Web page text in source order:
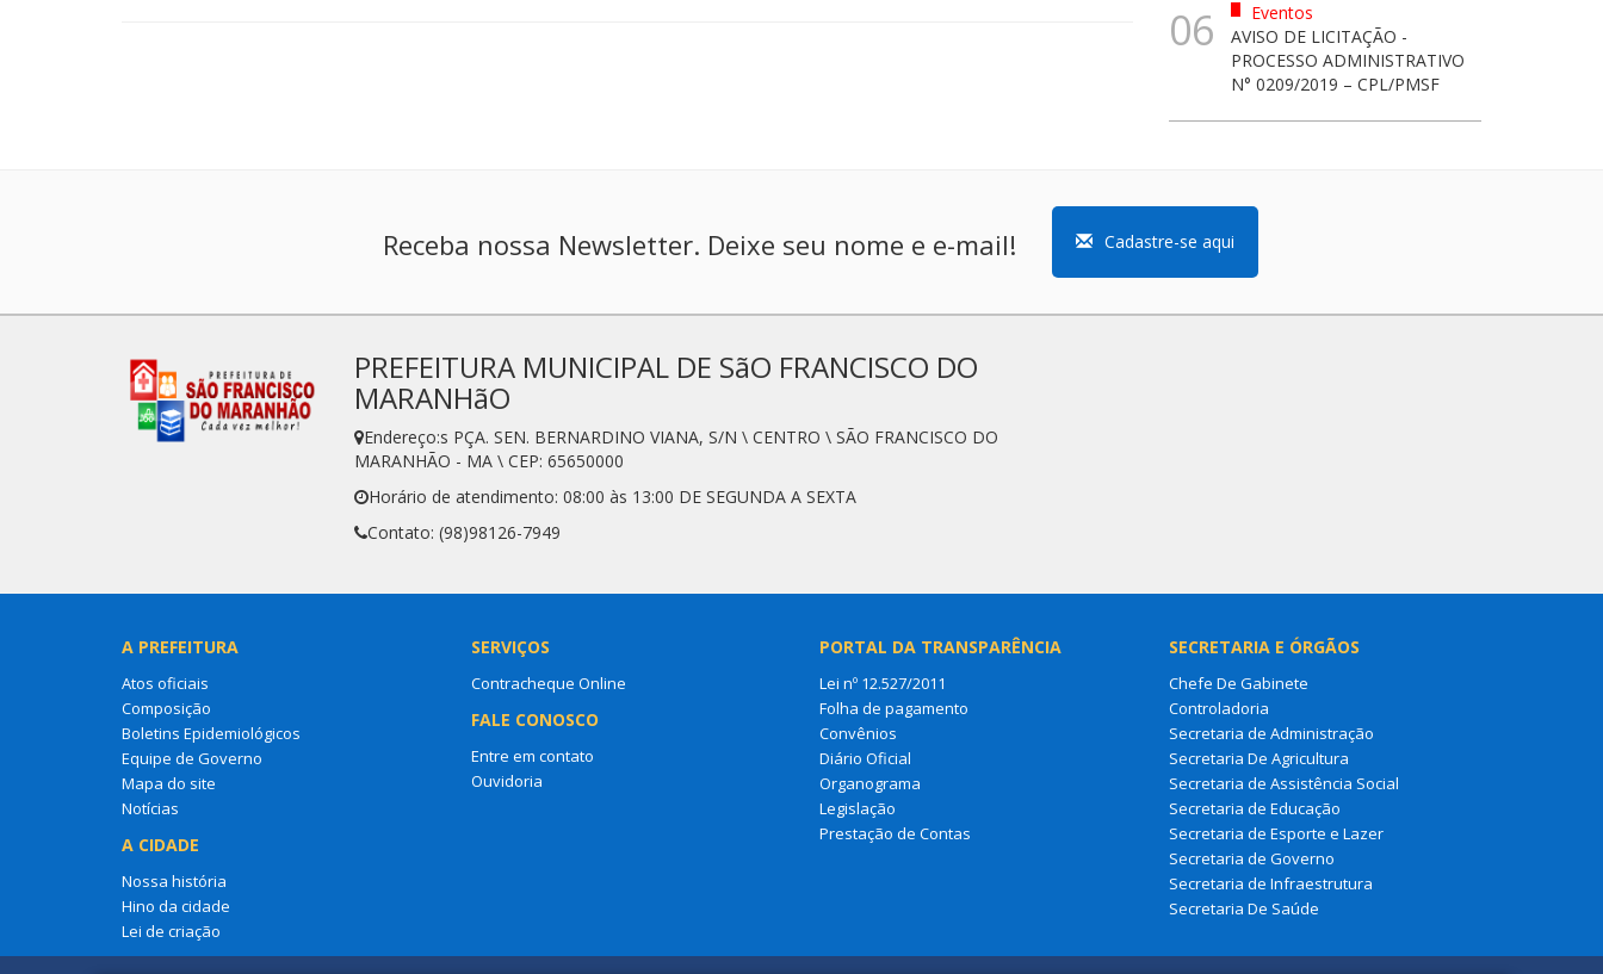
06
Eventos
AVISO DE LICITAÇÃO -
PROCESSO ADMINISTRATIVO
N° 0209/2019 – CPL/PMSF
Receba nossa Newsletter. Deixe seu nome e e-mail! Cadastre-se aqui
PREFEITURA MUNICIPAL DE SãO FRANCISCO DO
MARANHãO
Endereço:s PÇA. SEN. BERNARDINO VIANA, S/N \ CENTRO \ SÃO FRANCISCO DO
MARANHÃO - MA \ CEP: 65650000
Horário de atendimento: 08:00 às 13:00 DE SEGUNDA A SEXTA
Contato: (98)98126-7949
A PREFEITURA
Atos oficiais
Composição
Boletins Epidemiológicos
Equipe de Governo
Mapa do site
Notícias
A CIDADE
Nossa história
Hino da cidade
Lei de criação
SERVIÇOS
Contracheque Online
FALE CONOSCO
Entre em contato
Ouvidoria
PORTAL DA TRANSPARÊNCIA
Lei nº 12.527/2011
Folha de pagamento
Convênios
Diário Oficial
Organograma
Legislação
Prestação de Contas
SECRETARIA E ÓRGÃOS
Chefe De Gabinete
Controladoria
Secretaria de Administração
Secretaria De Agricultura
Secretaria de Assistência Social
Secretaria de Educação
Secretaria de Esporte e Lazer
Secretaria de Governo
Secretaria de Infraestrutura
Secretaria De Saúde